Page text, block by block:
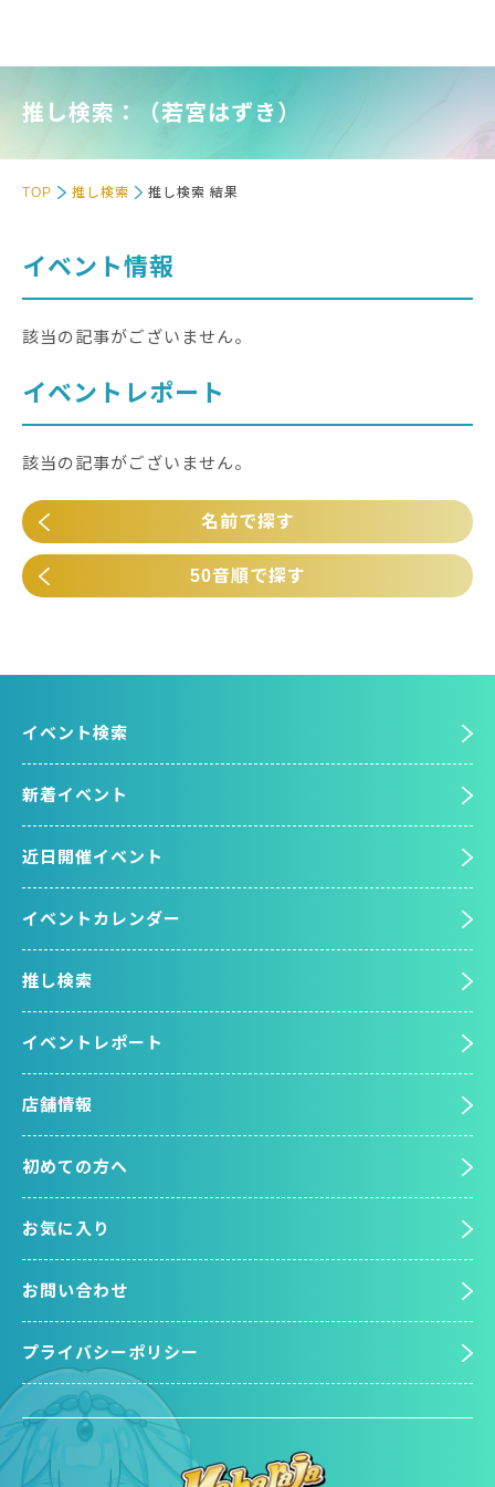
推し検索：（若宮はずき）
TOP 推し検索 推し検索 結果
イベント情報
該当の記事がございません。
イベントレポート
該当の記事がございません。
名前で探す
50音順で探す
イベント検索
新着イベント
近日開催イベント
イベントカレンダー
推し検索
イベントレポート
店舗情報
初めての方へ
お気に入り
お問い合わせ
プライバシーポリシー